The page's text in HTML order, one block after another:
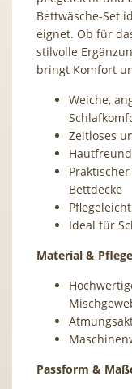
Bettwäsche-Set
eignet. Ob für
stilvolle
bringt Komfort
Weiche,
Zeitloses
Bettdecke
Ideal für
Material &
Passform &